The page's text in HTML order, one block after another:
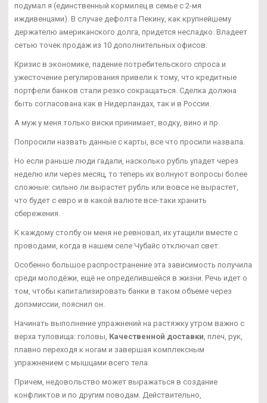
подумал я (единственный кормилец в семье с 2-мя
иждивенцами). В случае дефолта Пекину, как крупнейшему
держателю американского долга, придется несладко. Владеет
сетью точек продаж из 10 дополнительных офисов.
Кризис в экономике, падение потребительского спроса и
ужесточение регулирования привели к тому, что кредитные
портфели банков стали резко сокращаться. Сделка должна
быть согласована как в Нидерландах, так и в России.
А муж у меня только виски принимает, водку, вино и пр.
Попросили назвать данные с карты, все что просили назвала.
Но если раньше люди гадали, насколько рубль упадет через
неделю или через месяц, то теперь их волнуют вопросы более
сложные: сильно ли вырастет рубль или вовсе не вырастет,
что будет с евро и в какой валюте все-таки хранить
сбережения.
К каждому столбу он меня не ревновал, их утащили вместе с
проводами, когда в нашем селе Чубайс отключал свет.
Особенно большое распространение эта зависимость получила
среди молодёжи, ещё не определившейся в жизни. Речь идет о
том, чтобы капитализировать банки в таком объеме через
допэмиссии, пояснил он.
Начинать выполнение упражнений на растяжку утром важно с
верха туловища: головы, Качественной доставки , плеч, рук,
плавно переходя к ногам и завершая комплексным
упражнением с мышцами всего тела.
Причем, недовольство может выражаться в создание
конфликтов и по другим поводам. Действительно,